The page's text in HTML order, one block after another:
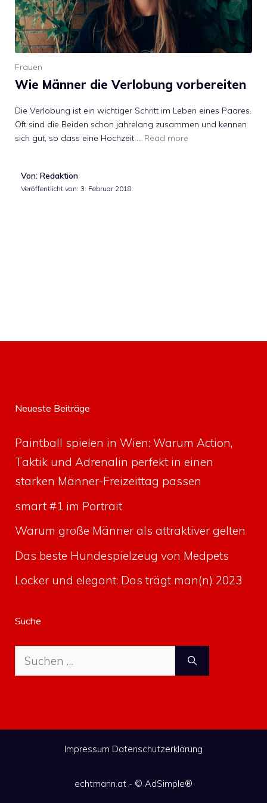
Frauen
Wie Männer die Verlobung vorbereiten
Die Verlobung ist ein wichtiger Schritt im Leben eines Paares.
Oft sind die Beiden schon jahrelang zusammen und kennen
sich gut, so dass eine Hochzeit … Read more
Von: Redaktion
Veröffentlicht von: 3. Februar 2018
Neueste Beiträge
Paintball spielen in Wien: Warum Action,
Taktik und Adrenalin perfekt in einen
starken Männer-Freizeittag passen
smart #1 im Portrait
Warum große Männer als attraktiver gelten
Das beste Hundespielzeug von Medpets
Locker und elegant: Das trägt man(n) 2023
Suche
Suche
nach:
Impressum Datenschutzerklärung
echtmann.at - © AdSimple®